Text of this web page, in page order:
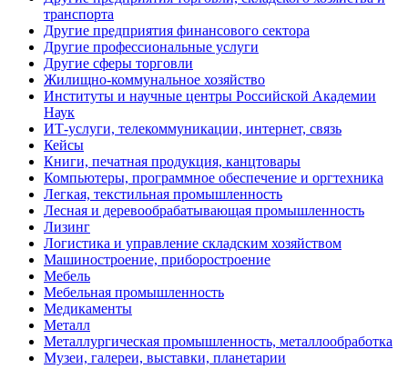
транспорта
Другие предприятия финансового сектора
Другие профессиональные услуги
Другие сферы торговли
Жилищно-коммунальное хозяйство
Институты и научные центры Российской Академии
Наук
ИТ-услуги, телекоммуникации, интернет, связь
Кейсы
Книги, печатная продукция, канцтовары
Компьютеры, программное обеспечение и оргтехника
Легкая, текстильная промышленность
Лесная и деревообрабатывающая промышленность
Лизинг
Логистика и управление складским хозяйством
Машиностроение, приборостроение
Мебель
Мебельная промышленность
Медикаменты
Металл
Металлургическая промышленность, металлообработка
Музеи, галереи, выставки, планетарии